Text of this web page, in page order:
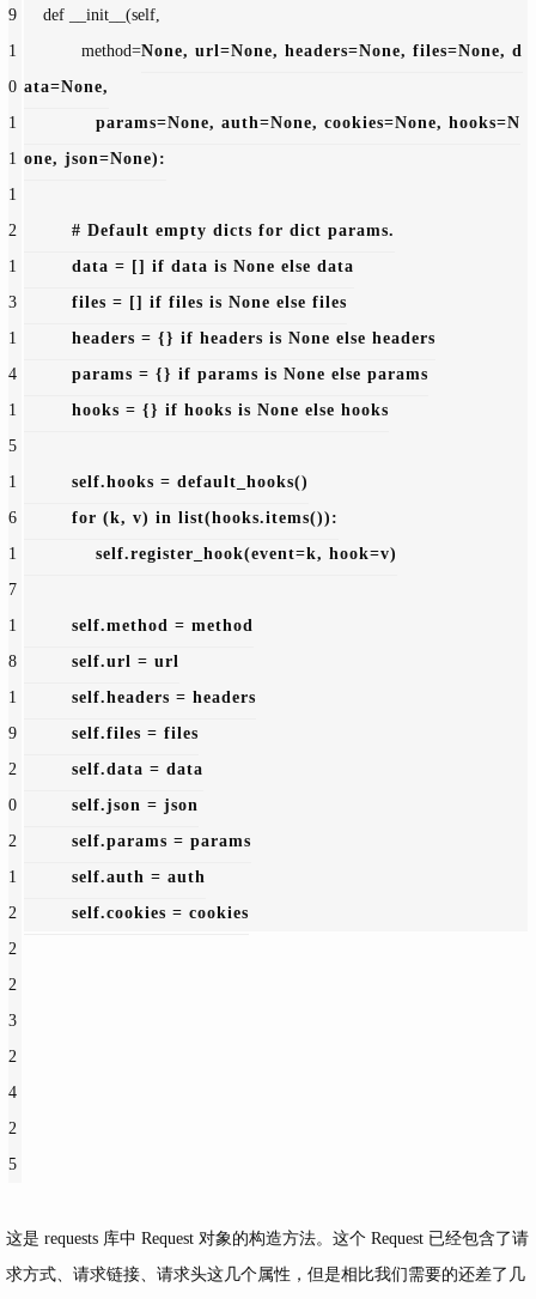
9
1
0
1
1
1
2
1
3
1
4
1
5
1
6
1
7
1
8
1
9
2
0
2
1
2
2
2
3
2
4
2
5
    def __init__(
self,
method=None, url=None, headers=None, files=None, d
ata=None,
params=None, auth=None, cookies=None, hooks=N
one, json=None):
        #
Default empty dicts for dict params.
        data = []
if data is None else data
        files = []
if files is None else files
        headers =
{} if headers is None else headers
params = {} if params is None else params
        hooks =
{} if hooks is None else hooks
self.hooks = default_hooks()
for (k, v) in list(hooks.items()):
self.register_hook(event=k, hook=v)
self.method = method
self.url = url
self.headers = headers
self.files = files
self.data = data
self.json = json
self.params = params
self.auth = auth
self.cookies = cookies
这是 requests 库中 Request 对象的构造方法。这个 Request 已经包含了请
求方式、请求链接、请求头这几个属性，但是相比我们需要的还差了几